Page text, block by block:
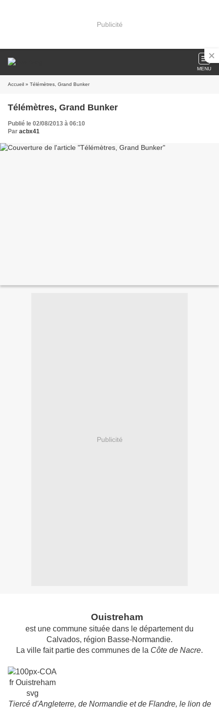
Publicité
MENU
Accueil » Télémètres, Grand Bunker
Télémètres, Grand Bunker
Publié le 02/08/2013 à 06:10
Par acbx41
Publicité
Ouistreham
est une commune située dans le département du
Calvados, région Basse-Normandie.
La ville fait partie des communes de la Côte de Nacre.
Tiercé d'Angleterre, de Normandie et de Flandre, le lion de